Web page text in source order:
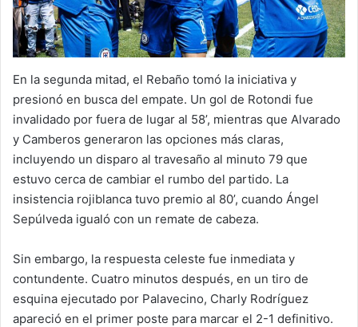
En la segunda mitad, el Rebaño tomó la iniciativa y
presionó en busca del empate. Un gol de Rotondi fue
invalidado por fuera de lugar al 58’, mientras que Alvarado
y Camberos generaron las opciones más claras,
incluyendo un disparo al travesaño al minuto 79 que
estuvo cerca de cambiar el rumbo del partido. La
insistencia rojiblanca tuvo premio al 80’, cuando Ángel
Sepúlveda igualó con un remate de cabeza.
Sin embargo, la respuesta celeste fue inmediata y
contundente. Cuatro minutos después, en un tiro de
esquina ejecutado por Palavecino, Charly Rodríguez
apareció en el primer poste para marcar el 2-1 definitivo.